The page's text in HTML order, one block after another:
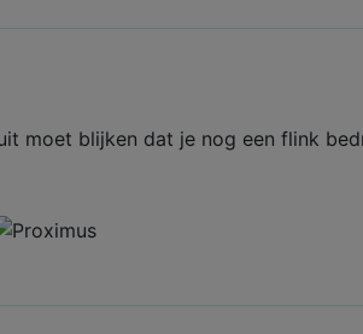
moet blijken dat je nog een flink